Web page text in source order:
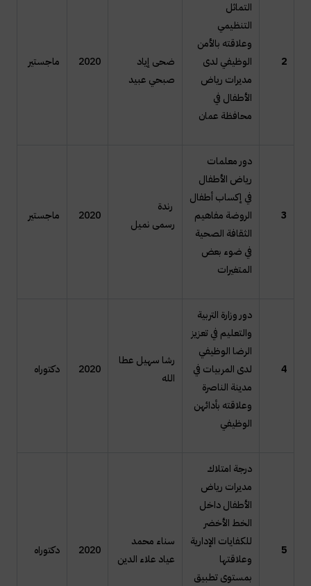
2
التماثل
التنظيمي
وعلاقته بالأمن
الوظيفي لدى
مديرات رياض
الأطفال في
محافظة عمان
ضحى إياد
صبحي عبيد
2020 ماجستير
3
دور معلمات
رياض الأطفال
في إكساب أطفال
الروضة مفاهيم
الثقافة الصحية
في ضوء بعض
المتغيرات
رندة
رسمى نميل
2020 ماجستير
4
دور وزارة التربية
والتعليم في تعزيز
الرضا الوظيفي
لدى المربيات في
مدينة الناصرة
وعلاقته بأدائهن
الوظيفي
رشا سهيل عطا
الله
2020 دكتوراه
5
درجة امتلاك
مديرات رياض
الأطفال داخل
الخط الأخضر
للكفايات الإدارية
وعلاقتها
بمستوى تطبيق
سناء محمد
عياد علاء الدين
2020 دكتوراه